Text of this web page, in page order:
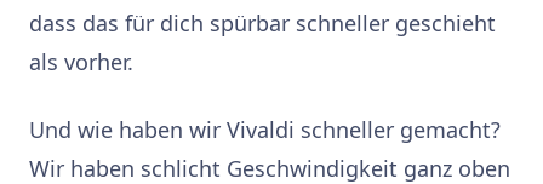
dass das für dich spürbar schneller geschieht
als vorher.
Und wie haben wir Vivaldi schneller gemacht?
Wir haben schlicht Geschwindigkeit ganz oben